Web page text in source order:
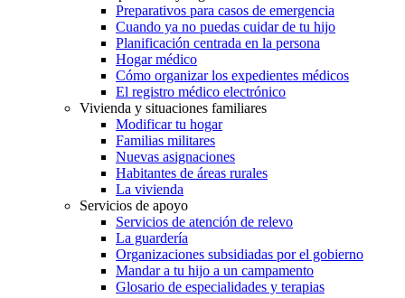
Preparativos para casos de emergencia
Cuando ya no puedas cuidar de tu hijo
Planificación centrada en la persona
Hogar médico
Cómo organizar los expedientes médicos
El registro médico electrónico
Vivienda y situaciones familiares
Modificar tu hogar
Familias militares
Nuevas asignaciones
Habitantes de áreas rurales
La vivienda
Servicios de apoyo
Servicios de atención de relevo
La guardería
Organizaciones subsidiadas por el gobierno
Mandar a tu hijo a un campamento
Glosario de especialidades y terapias